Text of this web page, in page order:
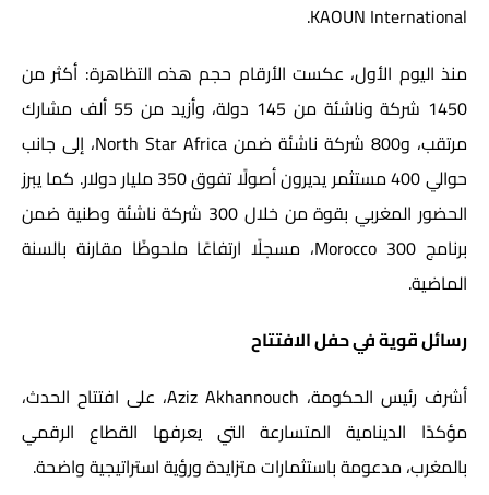
KAOUN International
.
منذ اليوم الأول، عكست الأرقام حجم هذه التظاهرة: أكثر من
1450 شركة وناشئة من 145 دولة، وأزيد من 55 ألف مشارك
مرتقب، و800 شركة ناشئة ضمن North Star Africa، إلى جانب
حوالي 400 مستثمر يديرون أصولًا تفوق 350 مليار دولار. كما يبرز
الحضور المغربي بقوة من خلال 300 شركة ناشئة وطنية ضمن
برنامج Morocco 300، مسجلًا ارتفاعًا ملحوظًا مقارنة بالسنة
الماضية.
رسائل قوية في حفل الافتتاح
أشرف رئيس الحكومة، Aziz Akhannouch، على افتتاح الحدث،
مؤكدًا الدينامية المتسارعة التي يعرفها القطاع الرقمي
بالمغرب، مدعومة باستثمارات متزايدة ورؤية استراتيجية واضحة.